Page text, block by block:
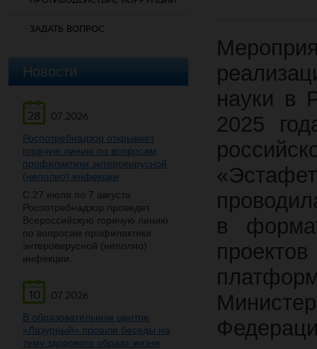
ЗАДАТЬ ВОПРОС
Новости
28
07.2026
Роспотребнадзор открывает
горячую линию по вопросам
профилактики энтеровирусной
(неполио) инфекции
С 27 июля по 7 августа
Роспотребнадзор проведет
Всероссийскую горячую линию
по вопросам профилактики
энтеровирусной (неполио)
инфекции.
10
07.2026
В образовательном центре
«Лазурный» прошли беседы на
тему здорового образа жизни
науки в
2025
в